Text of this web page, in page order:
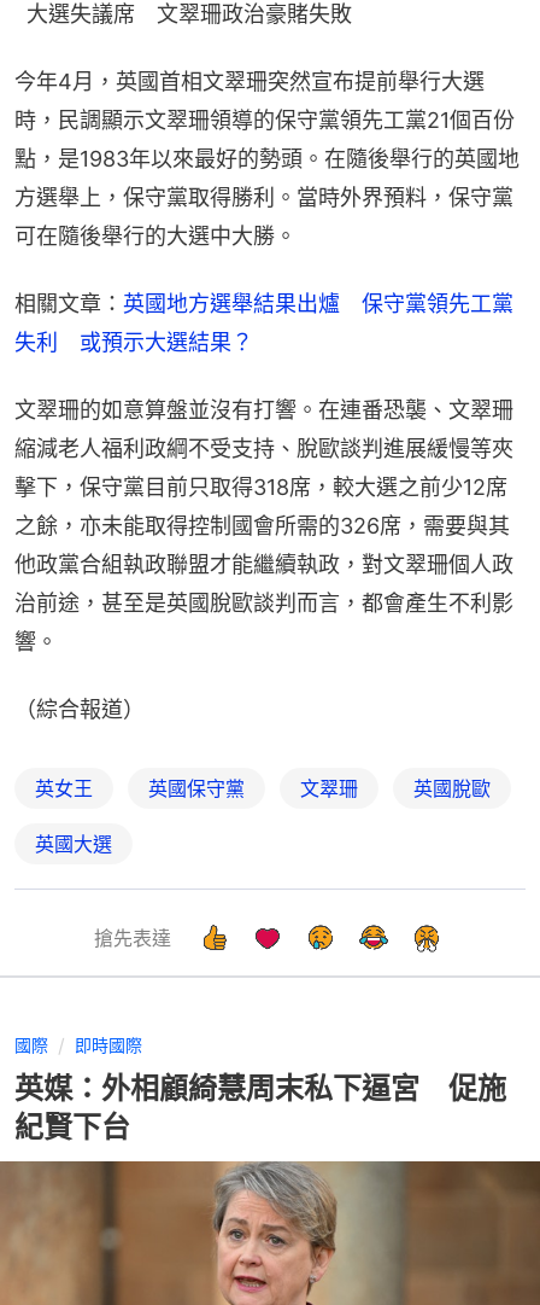
大選失議席　文翠珊政治豪賭失敗
今年4月，英國首相文翠珊突然宣布提前舉行大選
時，民調顯示文翠珊領導的保守黨領先工黨21個百份
點，是1983年以來最好的勢頭。在隨後舉行的英國地
方選舉上，保守黨取得勝利。當時外界預料，保守黨
可在隨後舉行的大選中大勝。
相關文章： 英國地方選舉結果出爐　保守黨領先工黨
失利　或預示大選結果？
文翠珊的如意算盤並沒有打響。在連番恐襲、文翠珊
縮減老人福利政綱不受支持、脫歐談判進展緩慢等夾
擊下，保守黨目前只取得318席，較大選之前少12席
之餘，亦未能取得控制國會所需的326席，需要與其
他政黨合組執政聯盟才能繼續執政，對文翠珊個人政
治前途，甚至是英國脫歐談判而言，都會產生不利影
響。
（綜合報道）
英女王 英國保守黨 文翠珊 英國脫歐
英國大選
搶先表達
國際 即時國際
英媒：外相顧綺慧周末私下逼宮 促施
紀賢下台